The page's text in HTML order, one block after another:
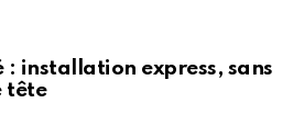
: installation express, sans
tête